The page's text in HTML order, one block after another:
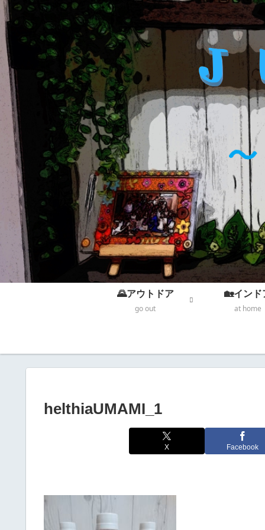
🌄アウトドア
go out
🏡インド
at home
helthiaUMAMI_1
X Facebook